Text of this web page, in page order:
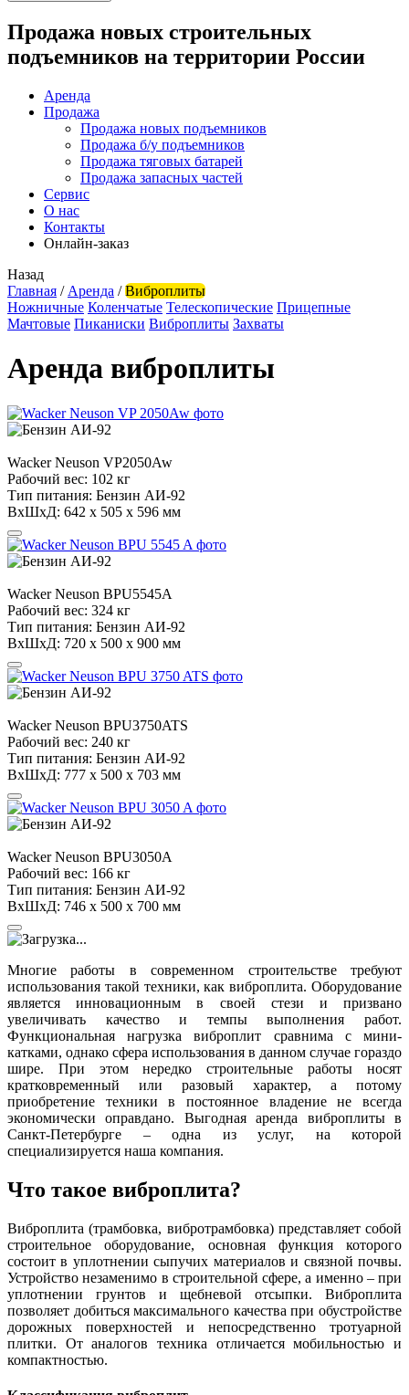
Продажа новых строительных
подъемников на территории России
Аренда
Продажа
Продажа новых подъемников
Продажа б/у подъемников
Продажа тяговых батарей
Продажа запасных частей
Сервис
О нас
Контакты
Онлайн-заказ
Назад
Главная / Аренда / Виброплиты
Ножничные Коленчатые Телескопические Прицепные
Мачтовые Пиканиски Виброплиты Захваты
Аренда виброплиты
Wacker Neuson VP2050Aw
Рабочий вес: 102 кг
Тип питания: Бензин АИ-92
ВхШхД: 642 х 505 x 596 мм
Wacker Neuson BPU5545A
Рабочий вес: 324 кг
Тип питания: Бензин АИ-92
ВхШхД: 720 х 500 x 900 мм
Wacker Neuson BPU3750ATS
Рабочий вес: 240 кг
Тип питания: Бензин АИ-92
ВхШхД: 777 х 500 x 703 мм
Wacker Neuson BPU3050A
Рабочий вес: 166 кг
Тип питания: Бензин АИ-92
ВхШхД: 746 х 500 x 700 мм
Многие работы в современном строительстве требуют
использования такой техники, как виброплита. Оборудование
является инновационным в своей стези и призвано
увеличивать качество и темпы выполнения работ.
Функциональная нагрузка виброплит сравнима с мини-
катками, однако сфера использования в данном случае гораздо
шире. При этом нередко строительные работы носят
кратковременный или разовый характер, а потому
приобретение техники в постоянное владение не всегда
экономически оправдано. Выгодная аренда виброплиты в
Санкт-Петербурге – одна из услуг, на которой
специализируется наша компания.
Что такое виброплита?
Виброплита (трамбовка, вибротрамбовка) представляет собой
строительное оборудование, основная функция которого
состоит в уплотнении сыпучих материалов и связной почвы.
Устройство незаменимо в строительной сфере, а именно – при
уплотнении грунтов и щебневой отсыпки. Виброплита
позволяет добиться максимального качества при обустройстве
дорожных поверхностей и непосредственно тротуарной
плитки. От аналогов техника отличается мобильностью и
компактностью.